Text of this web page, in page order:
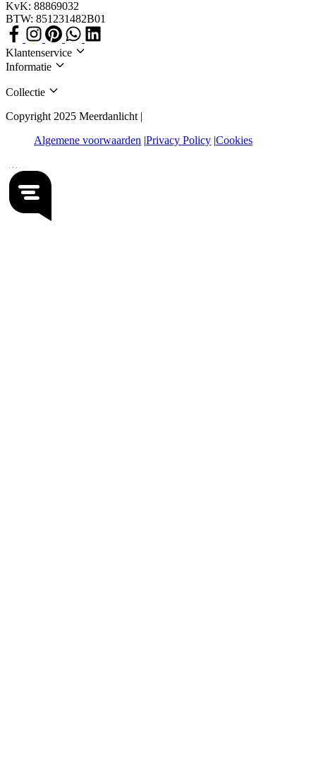
KvK: 88869032
BTW: 851231482B01
Klantenservice
Informatie
Collectie
Copyright 2025 Meerdanlicht |
Algemene voorwaarden Privacy Policy Cookies